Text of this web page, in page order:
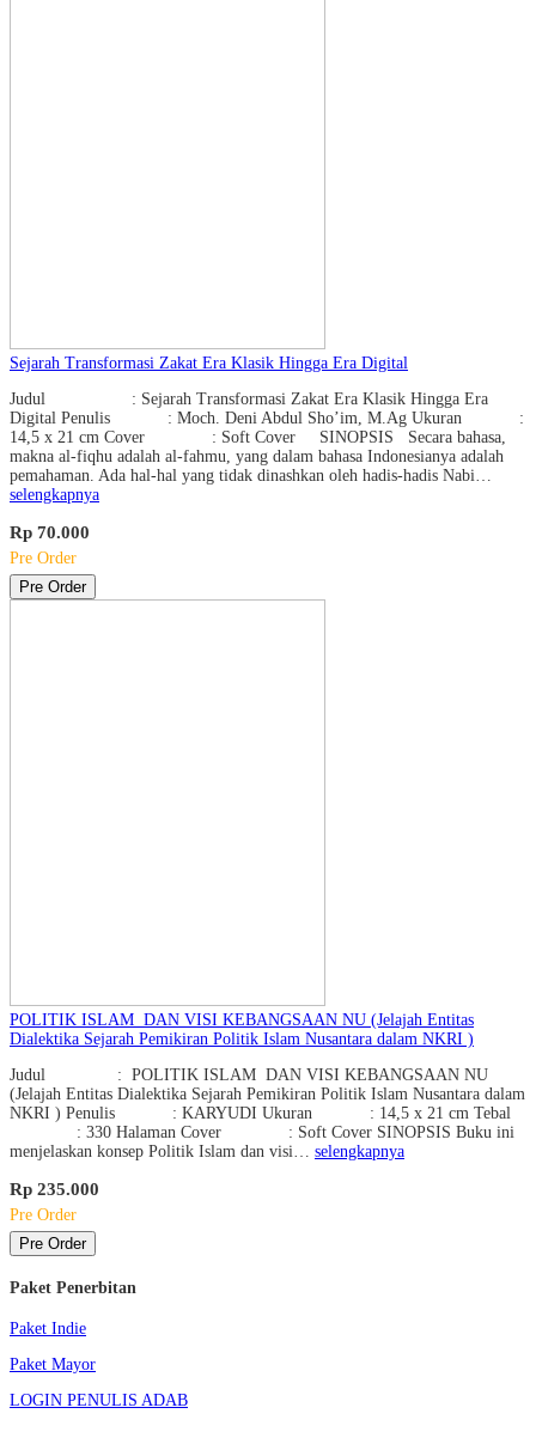
Sejarah Transformasi Zakat Era Klasik Hingga Era Digital
Judul : Sejarah Transformasi Zakat Era Klasik Hingga Era
Digital Penulis : Moch. Deni Abdul Sho’im, M.Ag Ukuran :
14,5 x 21 cm Cover : Soft Cover SINOPSIS Secara bahasa,
makna al-fiqhu adalah al-fahmu, yang dalam bahasa Indonesianya adalah
pemahaman. Ada hal-hal yang tidak dinashkan oleh hadis-hadis Nabi…
selengkapnya
Rp 70.000
Pre Order
Pre Order
POLITIK ISLAM DAN VISI KEBANGSAAN NU (Jelajah Entitas
Dialektika Sejarah Pemikiran Politik Islam Nusantara dalam NKRI )
Judul : POLITIK ISLAM DAN VISI KEBANGSAAN NU
(Jelajah Entitas Dialektika Sejarah Pemikiran Politik Islam Nusantara dalam
NKRI ) Penulis : KARYUDI Ukuran : 14,5 x 21 cm Tebal
: 330 Halaman Cover : Soft Cover SINOPSIS Buku ini
menjelaskan konsep Politik Islam dan visi… selengkapnya
Rp 235.000
Pre Order
Pre Order
Paket Penerbitan
Paket Indie
Paket Mayor
LOGIN PENULIS ADAB